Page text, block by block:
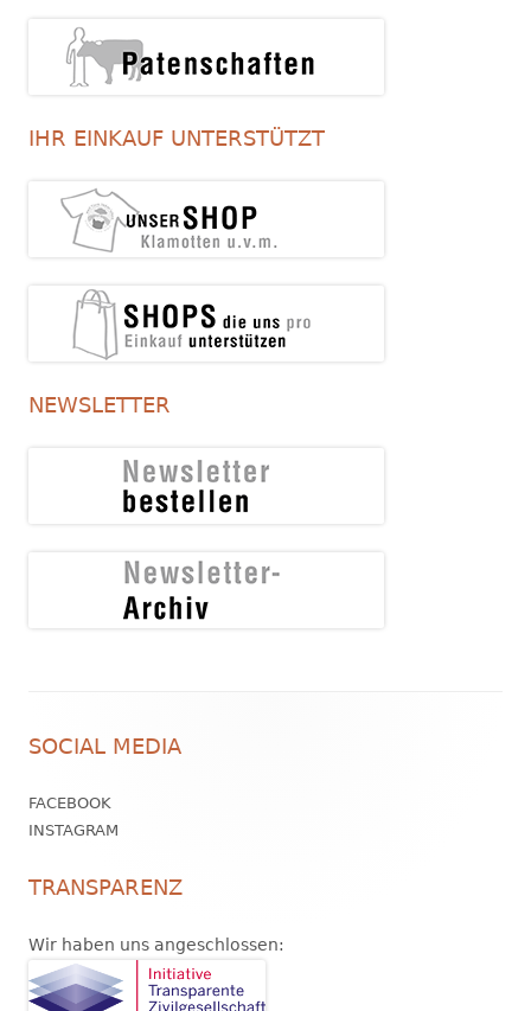
IHR EINKAUF UNTERSTÜTZT
NEWSLETTER
Inhalt
SOCIAL MEDIA
FACEBOOK
INSTAGRAM
TRANSPARENZ
Wir haben uns angeschlossen: